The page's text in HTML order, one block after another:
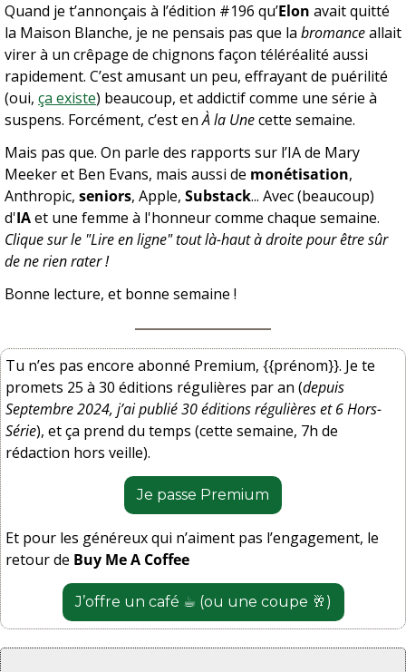
Quand je t’annonçais à l’édition #196 qu’Elon avait quitté
la Maison Blanche, je ne pensais pas que la bromance allait
virer à un crêpage de chignons façon téléréalité aussi
rapidement. C’est amusant un peu, effrayant de puérilité
(oui, ça existe) beaucoup, et addictif comme une série à
suspens. Forcément, c’est en À la Une cette semaine.
Mais pas que. On parle des rapports sur l’IA de Mary
Meeker et Ben Evans, mais aussi de monétisation,
Anthropic, seniors, Apple, Substack... Avec (beaucoup)
d'IA
Clique sur le "Lire en ligne" tout là-haut à droite pour être sûr
de ne rien rater !
Bonne lecture, et bonne semaine !
Tu n’es pas encore abonné Premium, {{prénom}}. Je te
promets 25 à 30 éditions régulières par an (depuis
Septembre 2024, j’ai publié 30 éditions régulières et 6 Hors-
Série), et ça prend du temps (cette semaine, 7h de
rédaction hors veille).
Je passe Premium
Et pour les généreux qui n’aiment pas l’engagement, le
retour de Buy Me A Coffee
J’offre un café ☕️ (ou une coupe 🥂 )